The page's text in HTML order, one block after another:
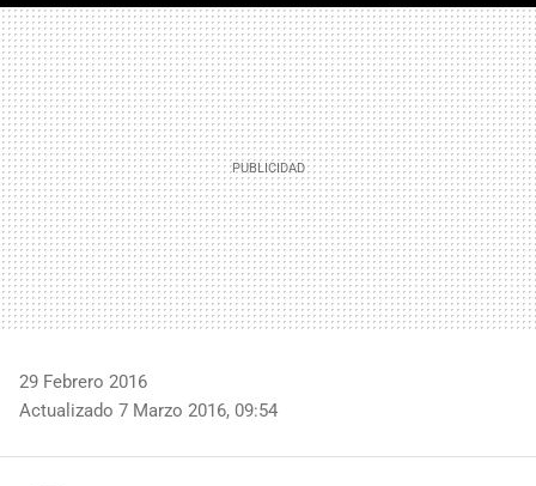
MAIL
29 Febrero 2016
Actualizado 7 Marzo 2016, 09:54